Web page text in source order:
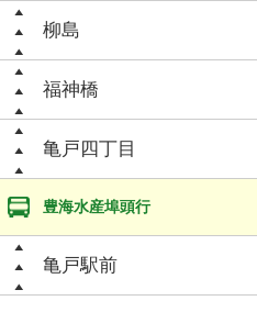
柳島
福神橋
亀戸四丁目
豊海水産埠頭行
亀戸駅前